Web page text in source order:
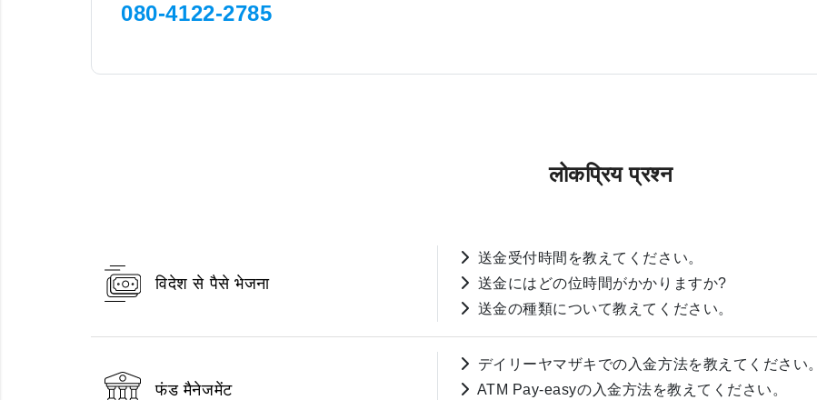
080-4122-2785
लोकप्रिय प्रश्न
विदेश से पैसे भेजना
送金受付時間を教えてください。
送金にはどの位時間がかかりますか?
送金の種類について教えてください。
फंड मैनेजमेंट
デイリーヤマザキでの入金方法を教えてください。
ATM Pay-easyの入金方法を教えてください。